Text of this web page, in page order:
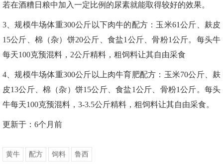
若在酒糟日粮中加入一定比例的尿素就能取得较好的效果。
3、规模牛场体重300公斤以下肉牛的配方：玉米61公斤、麸皮
15公斤、棉（杂）饼20公斤、食盐1公斤、骨粉1公斤。每头牛
每天100克预混料，2公斤精料，粗饲料让其自由采食
4、规模牛场体重300公斤以上肉牛育肥配方：玉米70公斤、麸
皮13公斤、棉（杂）饼15公斤、食盐1公斤、骨粉1公斤。每头
牛每天100克预混料，3-3.5公斤精料，粗饲料让其自由采食。
更新于：6个月前
黄牛 配方 饲料 鲁西